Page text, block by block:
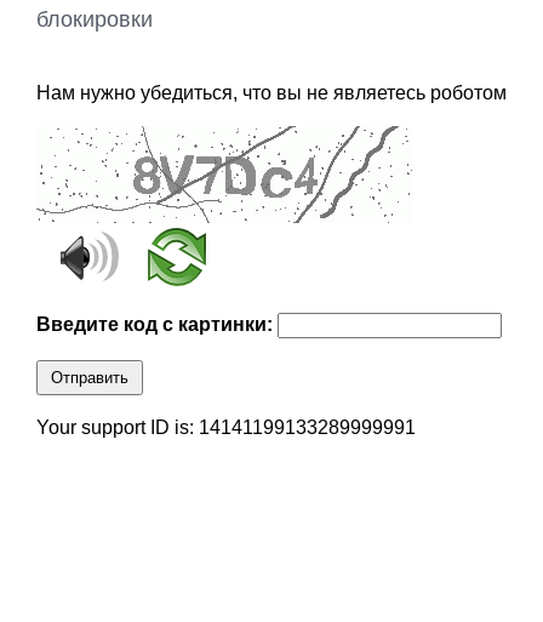
блокировки
Нам нужно убедиться, что вы не являетесь роботом
Введите код с картинки:
Отправить
Your support ID is: 14141199133289999991